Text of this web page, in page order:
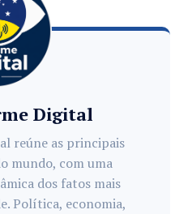
Digital
reúne as principais
mundo, com uma
dos fatos mais
Política, economia,